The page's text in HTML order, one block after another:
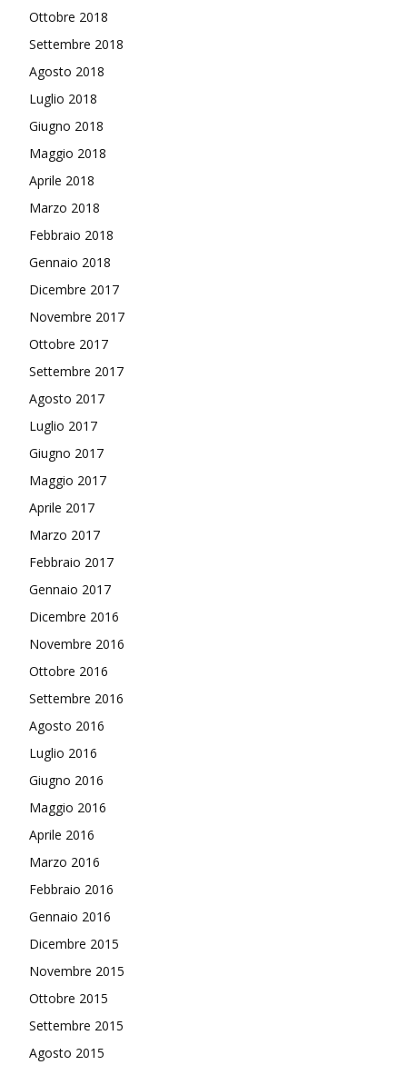
Ottobre 2018
Settembre 2018
Agosto 2018
Luglio 2018
Giugno 2018
Maggio 2018
Aprile 2018
Marzo 2018
Febbraio 2018
Gennaio 2018
Dicembre 2017
Novembre 2017
Ottobre 2017
Settembre 2017
Agosto 2017
Luglio 2017
Giugno 2017
Maggio 2017
Aprile 2017
Marzo 2017
Febbraio 2017
Gennaio 2017
Dicembre 2016
Novembre 2016
Ottobre 2016
Settembre 2016
Agosto 2016
Luglio 2016
Giugno 2016
Maggio 2016
Aprile 2016
Marzo 2016
Febbraio 2016
Gennaio 2016
Dicembre 2015
Novembre 2015
Ottobre 2015
Settembre 2015
Agosto 2015